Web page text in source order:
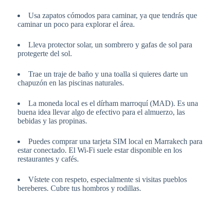
Usa zapatos cómodos para caminar, ya que tendrás que
caminar un poco para explorar el área.
Lleva protector solar, un sombrero y gafas de sol para
protegerte del sol.
Trae un traje de baño y una toalla si quieres darte un
chapuzón en las piscinas naturales.
La moneda local es el dírham marroquí (MAD). Es una
buena idea llevar algo de efectivo para el almuerzo, las
bebidas y las propinas.
Puedes comprar una tarjeta SIM local en Marrakech para
estar conectado. El Wi-Fi suele estar disponible en los
restaurantes y cafés.
Vístete con respeto, especialmente si visitas pueblos
bereberes. Cubre tus hombros y rodillas.